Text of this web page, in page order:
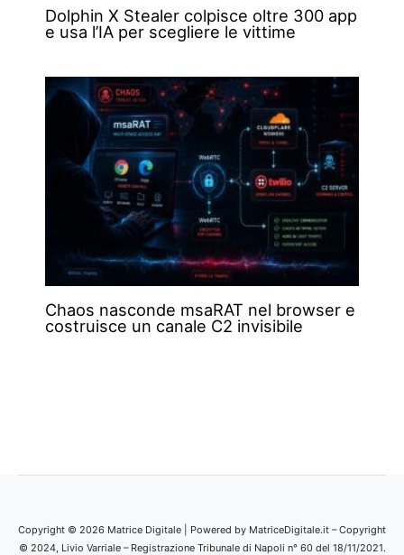
Dolphin X Stealer colpisce oltre 300 app
e usa l’IA per scegliere le vittime
Chaos nasconde msaRAT nel browser e
costruisce un canale C2 invisibile
Copyright © 2026 Matrice Digitale | Powered by MatriceDigitale.it – Copyright
© 2024, Livio Varriale – Registrazione Tribunale di Napoli n° 60 del 18/11/2021.